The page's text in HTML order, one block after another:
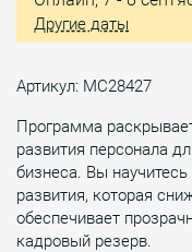
Другие даты
Артикул: МС28427
Программа
развития персонала
бизнеса. Вы
развития, которая
обеспечивает
кадровый резерв.